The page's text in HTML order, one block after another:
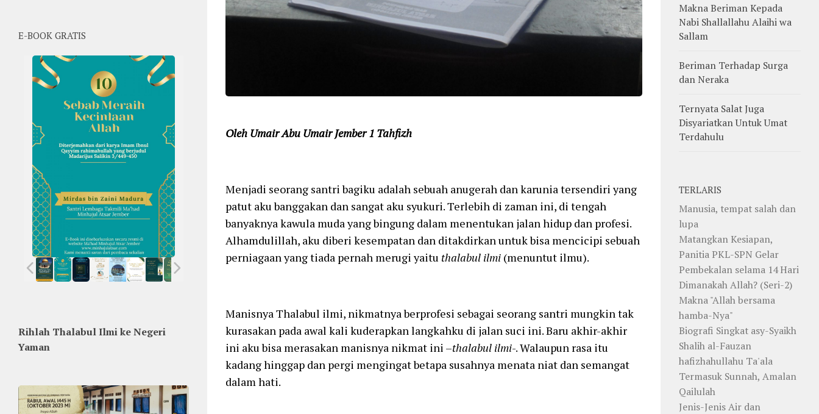
Oleh Umair Abu Umair Jember 1 Tahfizh
Menjadi seorang santri bagiku adalah sebuah anugerah dan karunia tersendiri yang
patut aku banggakan dan sangat aku syukuri. Terlebih di zaman ini, di tengah
banyaknya kawula muda yang bingung dalam menentukan jalan hidup dan profesi.
Alhamdulillah, aku diberi kesempatan dan ditakdirkan untuk bisa mencicipi sebuah
perniagaan yang tiada pernah merugi yaitu thalabul ilmi (menuntut ilmu).
Manisnya Thalabul ilmi, nikmatnya berprofesi sebagai seorang santri mungkin tak
kurasakan pada awal kali kuderapkan langkahku di jalan suci ini. Baru akhir-akhir
ini aku bisa merasakan manisnya nikmat ini –thalabul ilmi-. Walaupun rasa itu
kadang hinggap dan pergi mengingat betapa susahnya menata niat dan semangat
dalam hati.
E-BOOK GRATIS
Rihlah Thalabul Ilmi ke Negeri
Yaman
Makna Beriman Kepada
Nabi Shallallahu Alaihi wa
Sallam
Beriman Terhadap Surga
dan Neraka
Ternyata Salat Juga
Disyariatkan Untuk Umat
Terdahulu
TERLARIS
Manusia, tempat salah dan
lupa
Matangkan Kesiapan,
Panitia PKL-SPN Gelar
Pembekalan selama 14 Hari
Dimanakah Allah? (Seri-2)
Makna "Allah bersama
hamba-Nya"
Biografi Singkat asy-Syaikh
Shalih al-Fauzan
hafizhahullahu Ta'ala
Termasuk Sunnah, Amalan
Qailulah
Jenis-Jenis Air dan